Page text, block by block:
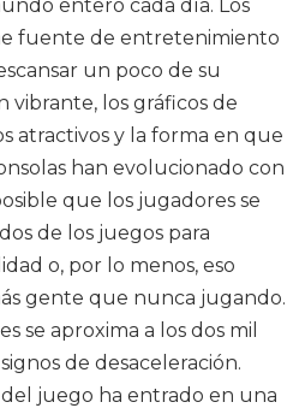
entero cada día. Los
fuente de entretenimiento
un poco de su
vibrante, los gráficos de
atractivos y la forma en que
han evolucionado con
que los jugadores se
de los juegos para
o, por lo menos, eso
gente que nunca jugando.
se aproxima a los dos mil
de desaceleración.
juego ha entrado en una